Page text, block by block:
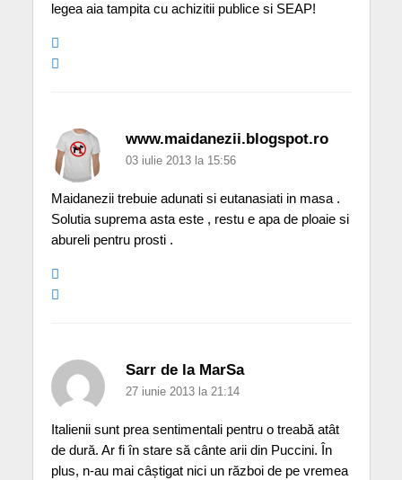
legea aia tampita cu achizitii publice si SEAP!
www.maidanezii.blogspot.ro
03 iulie 2013 la 15:56
Maidanezii trebuie adunati si eutanasiati in masa .
Solutia suprema asta este , restu e apa de ploaie si
abureli pentru prosti .
Sarr de la MarSa
27 iunie 2013 la 21:14
Italienii sunt prea sentimentali pentru o treabă atât
de dură. Ar fi în stare să cânte arii din Puccini. În
plus, n-au mai câștigat nici un război de pe vremea